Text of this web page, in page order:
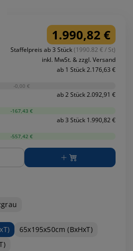
1.990,82 €
Staffelpreis ab 3 Stück(1990.82 € / St)
inkl. MwSt. & zzgl. Versand
ab 1 Stück 2.176,63 €
-0,00 €
ab 2 Stück 2.092,91 €
-167,43 €
ab 3 Stück 1.990,82 €
-557,42 €
65x195x50cm (BxHxT)